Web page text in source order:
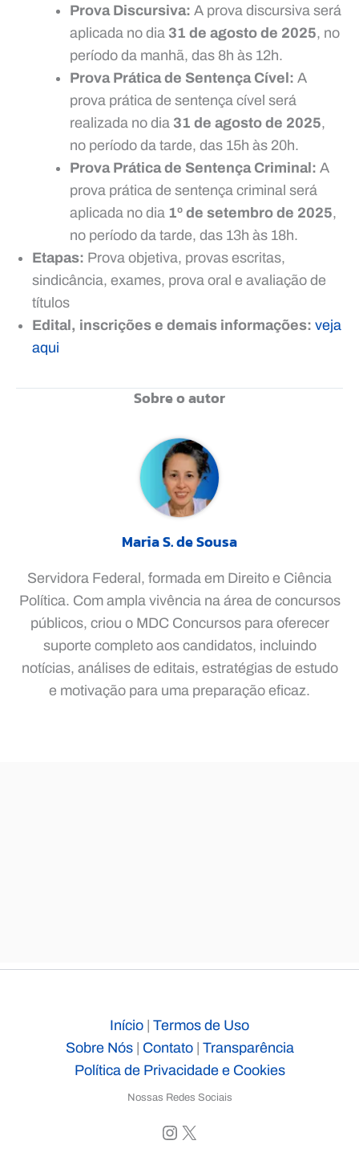
Prova Discursiva: A prova discursiva será
aplicada no dia 31 de agosto de 2025, no
período da manhã, das 8h às 12h.
Prova Prática de Sentença Cível: A
prova prática de sentença cível será
realizada no dia 31 de agosto de 2025,
no período da tarde, das 15h às 20h.
Prova Prática de Sentença Criminal: A
prova prática de sentença criminal será
aplicada no dia 1º de setembro de 2025,
no período da tarde, das 13h às 18h.
Etapas: Prova objetiva, provas escritas,
sindicância, exames, prova oral e avaliação de
títulos
Edital, inscrições e demais informações: veja
aqui
Sobre o autor
Maria S. de Sousa
Servidora Federal, formada em Direito e Ciência
Política. Com ampla vivência na área de concursos
públicos, criou o MDC Concursos para oferecer
suporte completo aos candidatos, incluindo
notícias, análises de editais, estratégias de estudo
e motivação para uma preparação eficaz.
Início | Termos de Uso
Sobre Nós| Contato| Transparência
Política de Privacidade e Cookies
Nossas Redes Sociais
Instagram
X